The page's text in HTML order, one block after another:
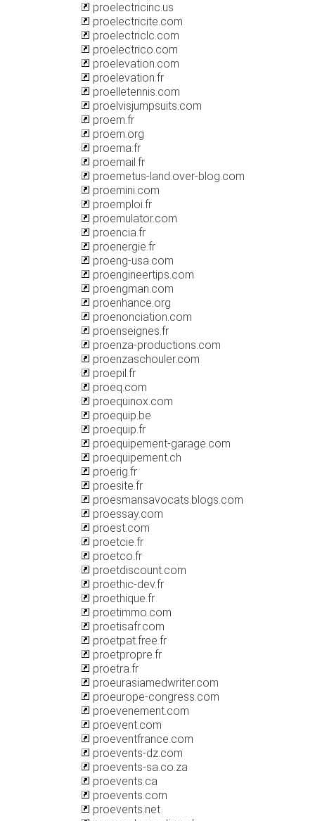
proelectricinc.us
proelectricite.com
proelectriclc.com
proelectrico.com
proelevation.com
proelevation.fr
proelletennis.com
proelvisjumpsuits.com
proem.fr
proem.org
proema.fr
proemail.fr
proemetus-land.over-blog.com
proemini.com
proemploi.fr
proemulator.com
proencia.fr
proenergie.fr
proeng-usa.com
proengineertips.com
proengman.com
proenhance.org
proenonciation.com
proenseignes.fr
proenza-productions.com
proenzaschouler.com
proepil.fr
proeq.com
proequinox.com
proequip.be
proequip.fr
proequipement-garage.com
proequipement.ch
proerig.fr
proesite.fr
proesmansavocats.blogs.com
proessay.com
proest.com
proetcie.fr
proetco.fr
proetdiscount.com
proethic-dev.fr
proethique.fr
proetimmo.com
proetisafr.com
proetpat.free.fr
proetpropre.fr
proetra.fr
proeurasiamedwriter.com
proeurope-congress.com
proevenement.com
proevent.com
proeventfrance.com
proevents-dz.com
proevents-sa.co.za
proevents.ca
proevents.com
proevents.net